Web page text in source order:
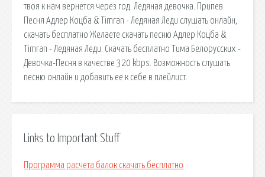
твоя к нам вернется через год. Ледяная девочка. Припев.
Песня Адлер Коцба & Timran - Ледяная Леди слушать онлайн,
скачать бесплатно Желаете скачать песню Адлер Коцба &
Timran - Ледяная Леди. Скачать бесплатно Тима Белорусских -
Девочка-Песня в качестве 320 kbps. Возможность слушать
песню онлайн и добавить ее к себе в плейлист.
Links to Important Stuff
Программа расчета балок скачать бесплатно